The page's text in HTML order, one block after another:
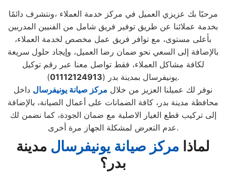
مرحبًا بك عزيزي العميل في مركز خدمة العملاء ،ونتشرف دائمًا
بخدمة عملائنا عن طريق توفير فريق شامل من الفنيين المدربين
بأعلى مستوى، مع توافر فريق عمل مخصص لخدمة العملاء،
بالإضافة إلى السعي نحو ضمان رضا العميل، وإيجاد حلول سريعة
لكافة مشاكل العملاء، فقط تواصل معنا عبر رقم توكيل
يونيفرسال بمدينة بدر (01112124913
).
نوفر لك عميلنا العزيز من خلال مركز صيانة يونيفرسال داخل
محافظة مدينة بدر، كافة الضمانات على أعمال الصيانة، بالإضافة
إلى تركيب قطع الغيار الاصلية مع ضمان الجودة، كما نضمن لك
عدم التعرض لمشكلة الجهاز مرة أخرى.
لماذا مركز صيانة يونيفرسال مدينة
بدر ؟